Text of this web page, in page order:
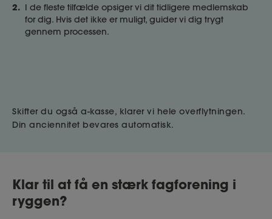
2. I de fleste tilfælde opsiger vi dit tidligere medlemskab
for dig. Hvis det ikke er muligt, guider vi dig trygt
gennem processen.
Skifter du også a-kasse, klarer vi hele overflytningen.
Din anciennitet bevares automatisk.
Klar til at få en stærk fagforening i
ryggen?